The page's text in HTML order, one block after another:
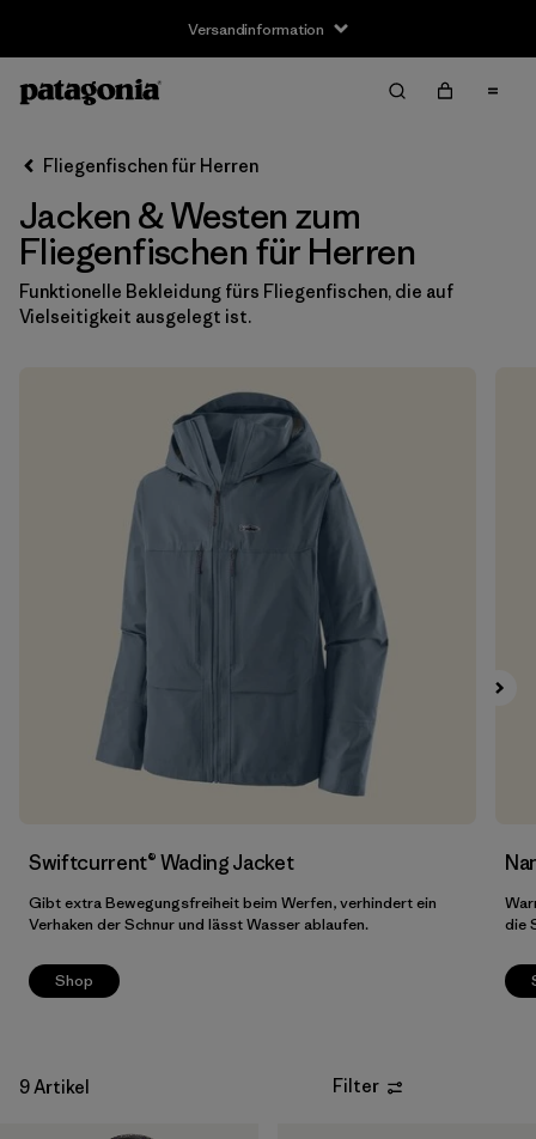
Versandinformation
Filter by
Größe
XS
S (9)
Fliegenfischen für Herren
Jacken & Westen zum
Fliegenfischen für Herren
Funktionelle Bekleidung fürs Fliegenfischen, die auf
Vielseitigkeit ausgelegt ist.
Swiftcurrent® Wading Jacket
Gibt extra Bewegungsfreiheit beim Werfen, verhindert ein
Verhaken der Schnur und lässt Wasser ablaufen.
Shop
die
9 Artikel Filter